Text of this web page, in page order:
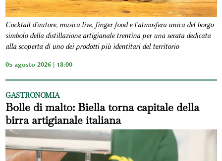
Cocktail d'autore, musica live, finger food e l'atmosfera unica del borgo
simbolo della distillazione artigianale trentina per una serata dedicata
alla scoperta di uno dei prodotti più identitari del territorio
05 agosto 2026 | 18:00
GASTRONOMIA
Bolle di malto: Biella torna capitale della
birra artigianale italiana